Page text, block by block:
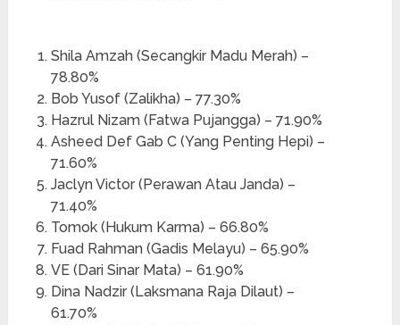
Shila Amzah (Secangkir Madu Merah) –
78.80%
Bob Yusof (Zalikha) – 77.30%
Hazrul Nizam (Fatwa Pujangga) – 71.90%
Asheed Def Gab C (Yang Penting Hepi) –
71.60%
Jaclyn Victor (Perawan Atau Janda) –
71.40%
Tomok (Hukum Karma) – 66.80%
Fuad Rahman (Gadis Melayu) – 65.90%
VE (Dari Sinar Mata) – 61.90%
Dina Nadzir (Laksmana Raja Dilaut) –
61.70%